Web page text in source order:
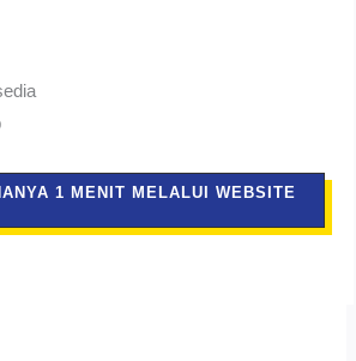
1 MENIT MELALUI WEBSITE